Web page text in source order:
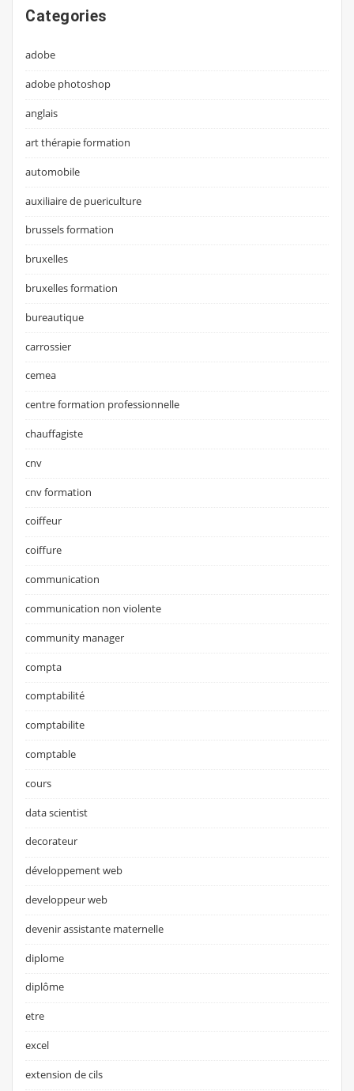
Categories
adobe
adobe photoshop
anglais
art thérapie formation
automobile
auxiliaire de puericulture
brussels formation
bruxelles
bruxelles formation
bureautique
carrossier
cemea
centre formation professionnelle
chauffagiste
cnv
cnv formation
coiffeur
coiffure
communication
communication non violente
community manager
compta
comptabilité
comptabilite
comptable
cours
data scientist
decorateur
développement web
developpeur web
devenir assistante maternelle
diplome
diplôme
etre
excel
extension de cils